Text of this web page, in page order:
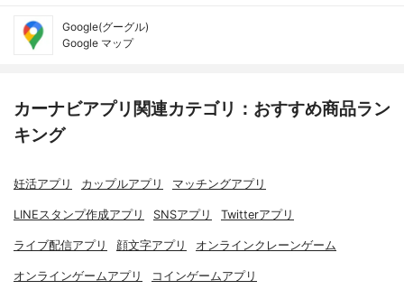
Google(グーグル)
Google マップ
カーナビアプリ関連カテゴリ：おすすめ商品ラン
キング
妊活アプリ カップルアプリ マッチングアプリ
LINEスタンプ作成アプリ SNSアプリ Twitterアプリ
ライブ配信アプリ 顔文字アプリ オンラインクレーンゲーム
オンラインゲームアプリ コインゲームアプリ